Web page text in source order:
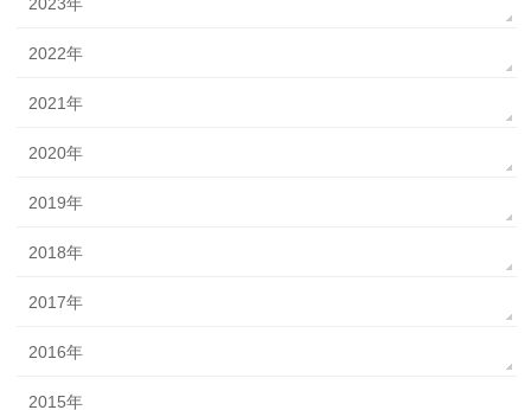
2022年
2021年
2020年
2019年
2018年
2017年
2016年
2015年